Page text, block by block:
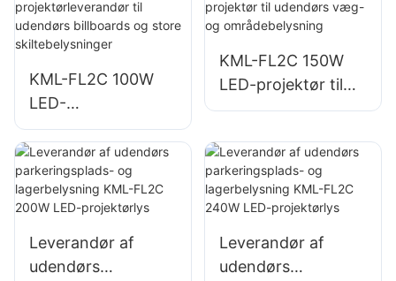
katastrofehjælpspr
ojekter
billboards og store
skiltebelysninger
KML-FL2C 100W
LED-
projektørleverandø
r til udendørs
billboards og store
skiltebelysninger
KML-FL2C 150W
LED-projektør til
udendørs væg- og
Leverandør af
udendørs
Leverandør af
udendørs